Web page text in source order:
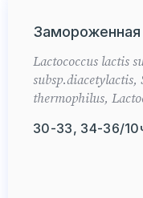
Lactococcus lactis
subsp.diacetylactis,
thermophilus,
30-33, 34-36/